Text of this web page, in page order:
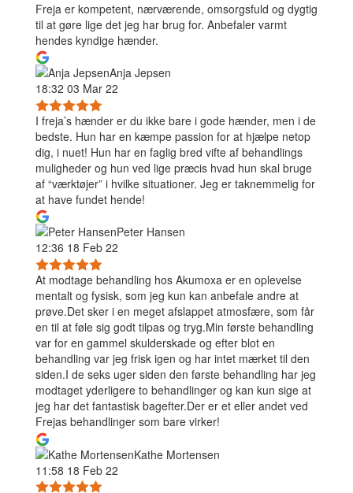
Freja er kompetent, nærværende, omsorgsfuld og dygtig
til at gøre lige det jeg har brug for. Anbefaler varmt
hendes kyndige hænder.
Anja Jepsen
18:32 03 Mar 22
I freja’s hænder er du ikke bare i gode hænder, men i de
bedste. Hun har en kæmpe passion for at hjælpe netop
dig, i nuet! Hun har en faglig bred vifte af behandlings
muligheder og hun ved lige præcis hvad hun skal bruge
af “værktøjer” i hvilke situationer. Jeg er taknemmelig for
at have fundet hende!
Peter Hansen
12:36 18 Feb 22
At modtage behandling hos Akumoxa er en oplevelse
mentalt og fysisk, som jeg kun kan anbefale andre at
prøve.Det sker i en meget afslappet atmosfære, som får
en til at føle sig godt tilpas og tryg.Min første behandling
var for en gammel skulderskade og efter blot en
behandling var jeg frisk igen og har intet mærket til den
siden.I de seks uger siden den første behandling har jeg
modtaget yderligere to behandlinger og kan kun sige at
jeg har det fantastisk bagefter.Der er et eller andet ved
Frejas behandlinger som bare virker!
Kathe Mortensen
11:58 18 Feb 22